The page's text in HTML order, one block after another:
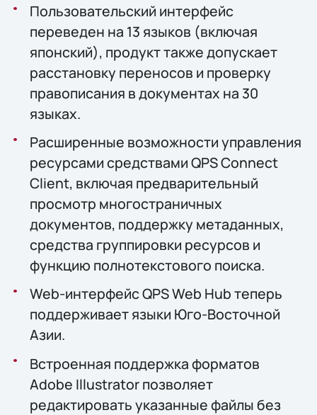
Пользовательский интерфейс
переведен на 13 языков (включая
японский), продукт также допускает
расстановку переносов и проверку
правописания в документах на 30
языках.
Расширенные возможности управления
ресурсами средствами QPS Connect
Client, включая предварительный
просмотр многостраничных
документов, поддержку метаданных,
средства группировки ресурсов и
функцию полнотекстового поиска.
Web-интерфейс QPS Web Hub теперь
поддерживает языки Юго-Восточной
Азии.
Встроенная поддержка форматов
Adobe Illustrator позволяет
редактировать указанные файлы без